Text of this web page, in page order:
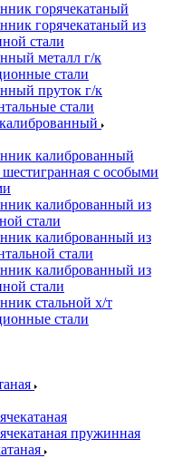
горячекатаный
горячекатаный из
стали
металл г/к
стали
пруток г/к
стали
калиброванный
с особыми
калиброванный из
стали
калиброванный из
стали
калиброванный из
стали
стальной х/т
стали
пружинная